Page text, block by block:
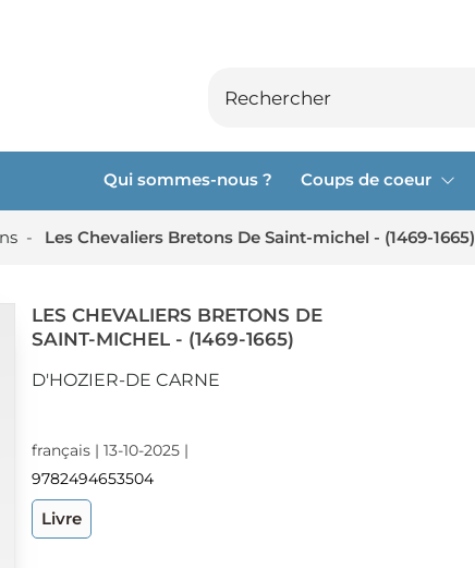
Qui sommes-nous ? Coups de coeur
- Les Chevaliers Bretons De Saint-michel - (1469-1665)
LES CHEVALIERS BRETONS DE
SAINT-MICHEL - (1469-1665)
D'HOZIER-DE CARNE
français | 13-10-2025 |
9782494653504
Livre